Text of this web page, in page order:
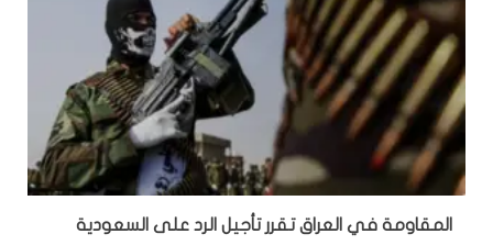
المقاومة في العراق تقرر تأجيل الرد على السعودية